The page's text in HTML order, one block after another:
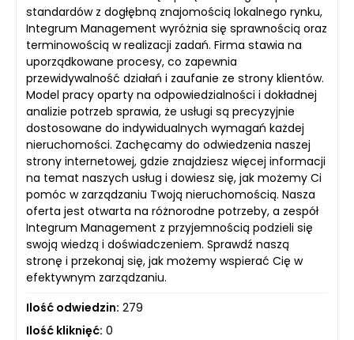
standardów z dogłębną znajomością lokalnego rynku,
Integrum Management wyróżnia się sprawnością oraz
terminowością w realizacji zadań. Firma stawia na
uporządkowane procesy, co zapewnia
przewidywalność działań i zaufanie ze strony klientów.
Model pracy oparty na odpowiedzialności i dokładnej
analizie potrzeb sprawia, że usługi są precyzyjnie
dostosowane do indywidualnych wymagań każdej
nieruchomości. Zachęcamy do odwiedzenia naszej
strony internetowej, gdzie znajdziesz więcej informacji
na temat naszych usług i dowiesz się, jak możemy Ci
pomóc w zarządzaniu Twoją nieruchomością. Nasza
oferta jest otwarta na różnorodne potrzeby, a zespół
Integrum Management z przyjemnością podzieli się
swoją wiedzą i doświadczeniem. Sprawdź naszą
stronę i przekonaj się, jak możemy wspierać Cię w
efektywnym zarządzaniu.
Ilość odwiedzin: 279
Ilość kliknięć: 0